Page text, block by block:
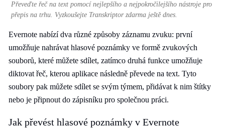
Převeďte řeč na text pomocí nejlepšího a nejpokročilejšího nástroje pro
přepis na trhu. Vyzkoušejte Transkriptor zdarma ještě dnes.
Evernote nabízí dva různé způsoby záznamu zvuku: první
umožňuje nahrávat hlasové poznámky ve formě zvukových
souborů, které můžete sdílet, zatímco druhá funkce umožňuje
diktovat řeč, kterou aplikace následně převede na text. Tyto
soubory pak můžete sdílet se svým týmem, přidávat k nim štítky
nebo je připnout do zápisníku pro společnou práci.
Jak převést hlasové poznámky v Evernote